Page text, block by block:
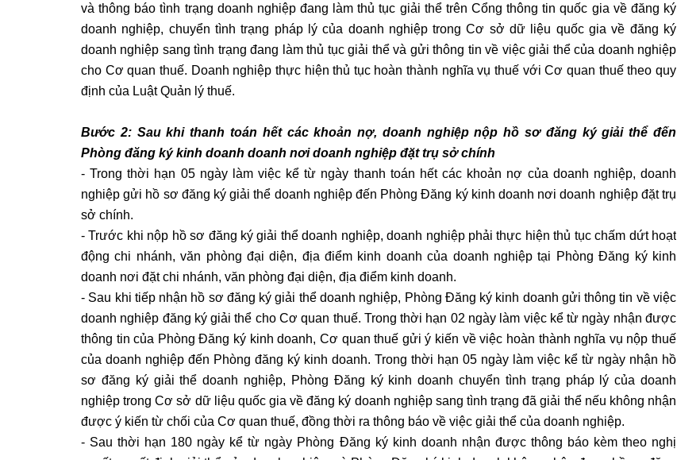
và thông báo tình trạng doanh nghiệp đang làm thủ tục giải thể trên Cổng thông tin quốc gia về đăng ký
doanh nghiệp, chuyển tình trạng pháp lý của doanh nghiệp trong Cơ sở dữ liệu quốc gia về đăng ký
doanh nghiệp sang tình trạng đang làm thủ tục giải thể và gửi thông tin về việc giải thể của doanh nghiệp
cho Cơ quan thuế. Doanh nghiệp thực hiện thủ tục hoàn thành nghĩa vụ thuế với Cơ quan thuế theo quy
định của Luật Quản lý thuế.
Bước 2: Sau khi thanh toán hết các khoản nợ, doanh nghiệp nộp hồ sơ đăng ký giải thể đến
Phòng đăng ký kinh doanh doanh nơi doanh nghiệp đặt trụ sở chính
- Trong thời hạn 05 ngày làm việc kể từ ngày thanh toán hết các khoản nợ của doanh nghiệp, doanh
nghiệp gửi hồ sơ đăng ký giải thể doanh nghiệp đến Phòng Đăng ký kinh doanh nơi doanh nghiệp đặt trụ
sở chính.
- Trước khi nộp hồ sơ đăng ký giải thể doanh nghiệp, doanh nghiệp phải thực hiện thủ tục chấm dứt hoạt
động chi nhánh, văn phòng đại diện, địa điểm kinh doanh của doanh nghiệp tại Phòng Đăng ký kinh
doanh nơi đặt chi nhánh, văn phòng đại diện, địa điểm kinh doanh.
- Sau khi tiếp nhận hồ sơ đăng ký giải thể doanh nghiệp, Phòng Đăng ký kinh doanh gửi thông tin về việc
doanh nghiệp đăng ký giải thể cho Cơ quan thuế. Trong thời hạn 02 ngày làm việc kể từ ngày nhận được
thông tin của Phòng Đăng ký kinh doanh, Cơ quan thuế gửi ý kiến về việc hoàn thành nghĩa vụ nộp thuế
của doanh nghiệp đến Phòng đăng ký kinh doanh. Trong thời hạn 05 ngày làm việc kể từ ngày nhận hồ
sơ đăng ký giải thể doanh nghiệp, Phòng Đăng ký kinh doanh chuyển tình trạng pháp lý của doanh
nghiệp trong Cơ sở dữ liệu quốc gia về đăng ký doanh nghiệp sang tình trạng đã giải thể nếu không nhận
được ý kiến từ chối của Cơ quan thuế, đồng thời ra thông báo về việc giải thể của doanh nghiệp.
- Sau thời hạn 180 ngày kể từ ngày Phòng Đăng ký kinh doanh nhận được thông báo kèm theo nghị